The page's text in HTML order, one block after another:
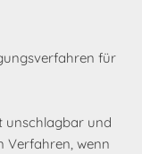
für
unschlagbar und
Verfahren, wenn